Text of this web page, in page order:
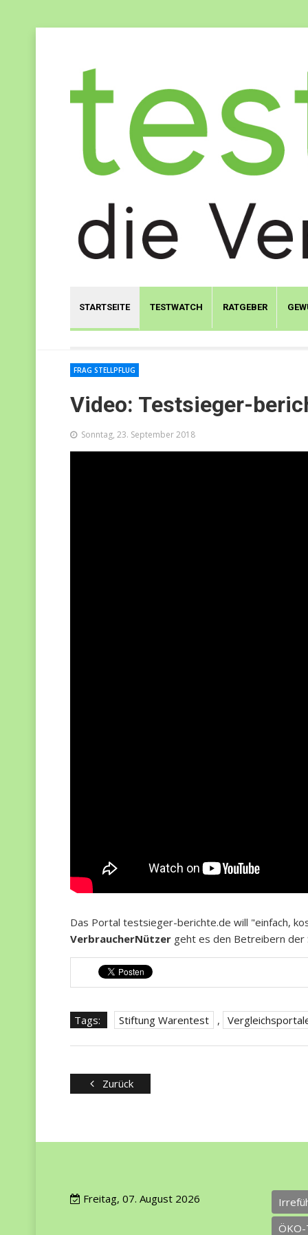
STARTSEITE TESTWATCH RATGEBER
Video: Testsieger-
FRAG STELLPFLUG
Sonntag, 23. September 2018
Das Portal testsieger-berichte.de will "einfach,
VerbraucherNützer geht es den Betreibern der
Tags: Stiftung Warentest ,
Zurück
Freitag, 07. August 2026
ÖKO-